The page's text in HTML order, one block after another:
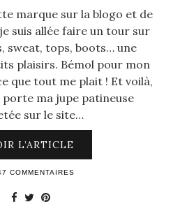
marque sur la blogo et de
suis allée faire un tour sur
sweat, tops, boots… une
plaisirs. Bémol pour mon
que tout me plait ! Et voilà,
porte ma jupe patineuse
sur le site…
L’ARTICLE
COMMENTAIRES